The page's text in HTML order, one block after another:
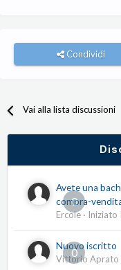
Condividi
Vai alla lista discussioni
0
Avete una
compra-
Ercole · Iniziato
0
Nuovo iscritto
Vittorio Aprato